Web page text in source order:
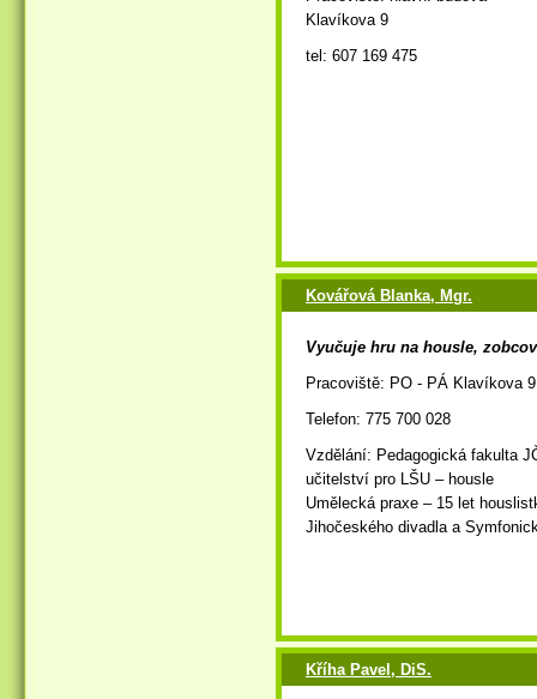
Klavíkova 9
tel: 607 169 475
Kovářová Blanka, Mgr.
Vyučuje hru na housle,
Pracoviště: PO - PÁ Klavíkova 9
Telefon: 775 700 028
Vzdělání: Pedagogická fakulta
učitelství pro LŠU – housle
Umělecká praxe – 15 let
Jihočeského divadla a
Kříha Pavel, DiS.